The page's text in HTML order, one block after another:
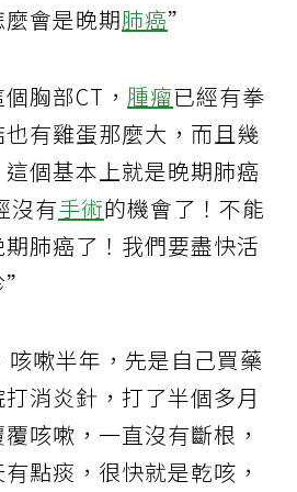
會是晚期肺癌”
胸部CT， 腫瘤已經有拳
有雞蛋那麼大，而且幾
個基本上就是晚期肺癌
沒有手術的機會了！不能
肺癌了！我們要盡快活
嗽半年，先是自己買藥
消炎針，打了半個多月
咳嗽，一直沒有斷根，
點痰，很快就是乾咳，